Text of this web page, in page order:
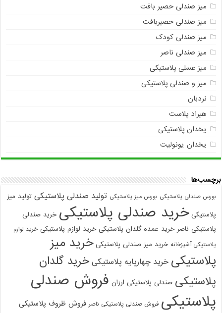
میز صندلی حصیر بافت
میز صندلی حصیربافت
میز صندلی کودک
میز صندلی ناصر
میز عسلی پلاستیکی
میز و صندلی پلاستیکی
نردبان
هیراد پلاست
یخدان پلاستیکی
یخدان یونولیت
برچسب‌ها
بورس صندلی پلاستیکی بورس میز پلاستیکی تولید صندلی پلاستیکی تولید میز
پلاستیکی خرید صندلی پلاستیکی خرید صندلی
پلاستیکی ناصر خرید عمده گلدان پلاستیکی خرید لوازم پلاستیکی خرید لوازم
پلاستیکی آشپزخانه خرید میز صندلی پلاستیکی خرید میز
پلاستیکی خرید چهارپایه پلاستیکی خرید گلدان
پلاستیکی صندلی پلاستیکی ارزان فروش صندلی
پلاستیکی فروش صندلی پلاستیکی ناصر فروش ظروف پلاستیکی